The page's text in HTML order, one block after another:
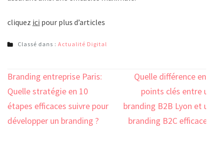
cliquez ici pour plus d’articles
Classé dans : Actualité Digital
Navigation
de
l’article
Branding entreprise Paris:
Quelle stratégie en 10
étapes efficaces suivre pour
développer un branding ?
Quelle différence en 2
points clés entre un
branding B2B Lyon et un
branding B2C efficace ?